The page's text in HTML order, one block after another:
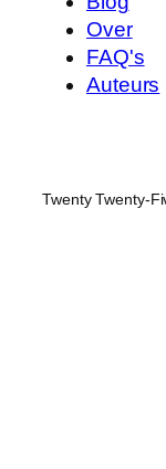
Over
FAQ's
Auteurs
Twenty Twenty-